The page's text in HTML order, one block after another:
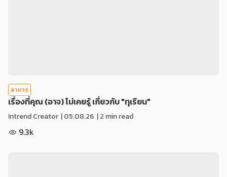
อาหาร
เรื่องที่คุณ (อาจ) ไม่เคยรู้ เกี่ยวกับ "ทุเรียน"
Intrend Creator |05.08.26 | 2 min read
9.3k